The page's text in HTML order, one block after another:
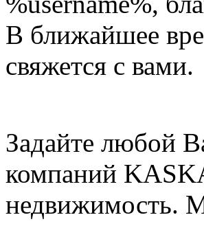
В ближайшее
свяжется с вами.
Задайте любой
компаний
недвижимость.